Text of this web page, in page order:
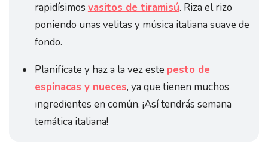
rapidísimos vasitos de tiramisú. Riza el rizo
poniendo unas velitas y música italiana suave de
fondo.
Planifícate y haz a la vez este pesto de
espinacas y nueces, ya que tienen muchos
ingredientes en común. ¡Así tendrás semana
temática italiana!